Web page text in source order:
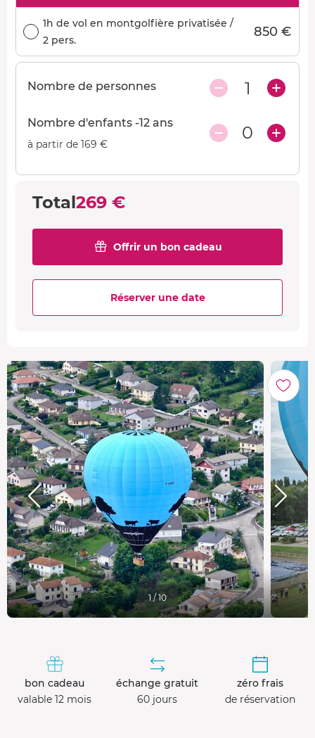
1h de vol en montgolfière privatisée /
2 pers.
850 €
Nombre de personnes 1
Nombre d'enfants -12 ans
à partir de 169 €
0
Total269 €
Offrir un bon cadeau
Réserver une date
1 / 10
bon cadeau
valable 12 mois
échange gratuit
60 jours
zéro frais
de réservation